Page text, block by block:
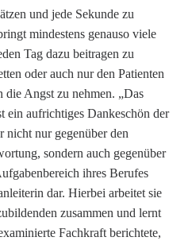
und jede Sekunde zu
mindestens genauso viele
Tag dazu beitragen zu
oder auch nur den Patienten
die Angst zu nehmen. „Das
ein aufrichtiges Dankeschön der
nicht nur gegenüber den
sondern auch gegenüber
ihres Berufes
dar. Hierbei arbeitet sie
zusammen und lernt
Fachkraft berichtete,